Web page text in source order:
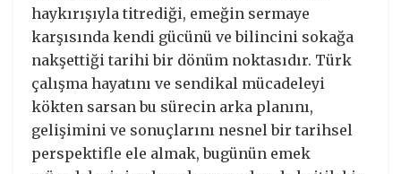
haykırışıyla titrediği, emeğin sermaye
karşısında kendi gücünü ve bilincini sokağa
nakşettiği tarihi bir dönüm noktasıdır. Türk
çalışma hayatını ve sendikal mücadeleyi
kökten sarsan bu sürecin arka planını,
gelişimini ve sonuçlarını nesnel bir tarihsel
perspektifle ele almak, bugünün emek